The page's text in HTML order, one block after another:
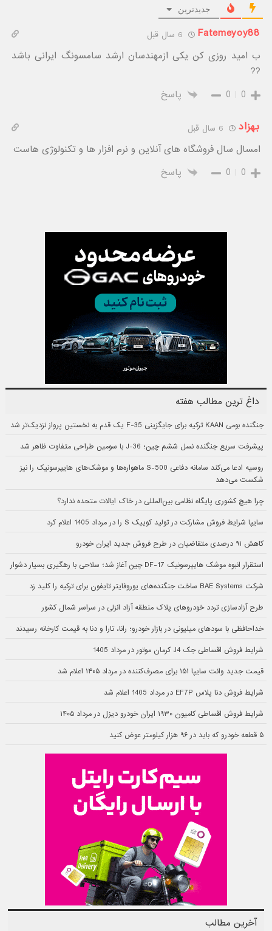
جدیدترین
Fatemeyoy88
ب امید روزى کن یکى ازمهندسان ارشد سامسونگ ایرانى باشد
??
0
0 پاسخ
بهزاد
امسال سال فروشگاه های آنلاین و نرم افزار ها و تکنولوژی هاست
0
0 پاسخ
داغ ترین مطالب هفته
جنگنده بومی KAAN ترکیه برای جایگزینی F-35 یک قدم به نخستین پرواز نزدیک‌تر شد
پیشرفت سریع جنگنده نسل ششم چین؛ J-36 با سومین طراحی متفاوت ظاهر شد
روسیه ادعا می‌کند سامانه دفاعی S-500 ماهواره‌ها و موشک‌های هایپرسونیک را نیز
شکست می‌دهد
چرا هیچ کشوری پایگاه نظامی بین‌المللی در خاک ایالات متحده ندارد؟
سایپا شرایط فروش مشارکت در تولید کوییک S را در مرداد 1405 اعلام کرد
کاهش ۹۱ درصدی متقاضیان در طرح فروش جدید ایران خودرو
استقرار انبوه موشک هایپرسونیک DF-17 چین آغاز شد؛ سلاحی با رهگیری بسیار دشوار
شرکت BAE Systems ساخت جنگنده‌های یوروفایتر تایفون برای ترکیه را کلید زد
طرح آزادسازی تردد خودروهای پلاک منطقه آزاد انزلی در سراسر شمال کشور
خداحافظی با سودهای میلیونی در بازار خودرو؛ رانا، تارا و دنا به قیمت کارخانه رسیدند
شرایط فروش اقساطی جک J4 کرمان موتور در مرداد 1405
قیمت جدید وانت سایپا ۱۵۱ برای مصرف‌کننده در مرداد ۱۴۰۵ اعلام شد
شرایط فروش دنا پلاس EF7P در مرداد 1405 اعلام شد
شرایط فروش اقساطی کامیون ۱۹۳۰ ایران خودرو دیزل در مرداد ۱۴۰۵
۵ قطعه خودرو که باید در ۹۶ هزار کیلومتر عوض کنید
آخرین مطالب